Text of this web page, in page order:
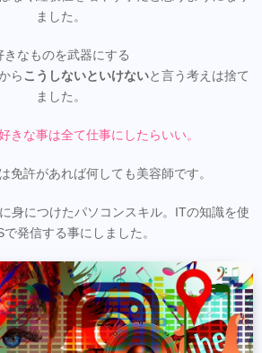
ました。
きなものを武器にする
らこうしないといけないと言う考えは捨て
ました。
きな事は全て仕事にしたらいい。
免許があれば何しても美容師です。
身につけたパソコンスキル。ITの知識を使
で発信する事にしました。